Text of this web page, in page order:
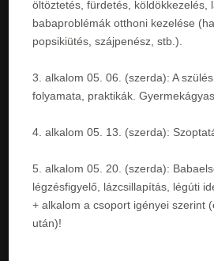
öltöztetés, fürdetés, köldökkezelés,
babaproblémák otthoni kezelése
popsikiütés, szájpenész, stb.).
3. alkalom 05. 06. (szerda): A
folyamata, praktikák.
4. alkalom 05. 13. (szerda):
5. alkalom 05. 20. (szerda):
légzésfigyelő, lázcsillapítás, légúti
+ alkalom a csoport igényei szerint
után)!